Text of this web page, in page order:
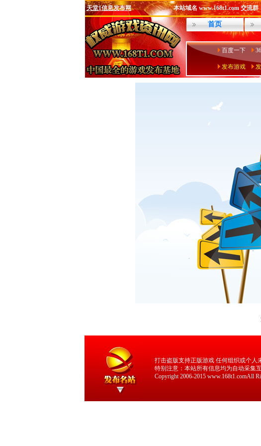
天堂1信息发布网 本站域名 www.168t1.com 交流群
首页
百度一下
发布游戏
打击盗版支持正版游戏 任何组织或个人
特别注意：本站所有信息均为自动采集
Copyright 2006-2015 www.168t1.comAll